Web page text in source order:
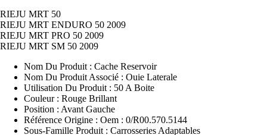
RIEJU MRT 50
RIEJU MRT ENDURO 50 2009
RIEJU MRT PRO 50 2009
RIEJU MRT SM 50 2009
Nom Du Produit : Cache Reservoir
Nom Du Produit Associé : Ouie Laterale
Utilisation Du Produit : 50 A Boite
Couleur : Rouge Brillant
Position : Avant Gauche
Référence Origine : Oem : 0/R00.570.5144
Sous-Famille Produit : Carrosseries Adaptables